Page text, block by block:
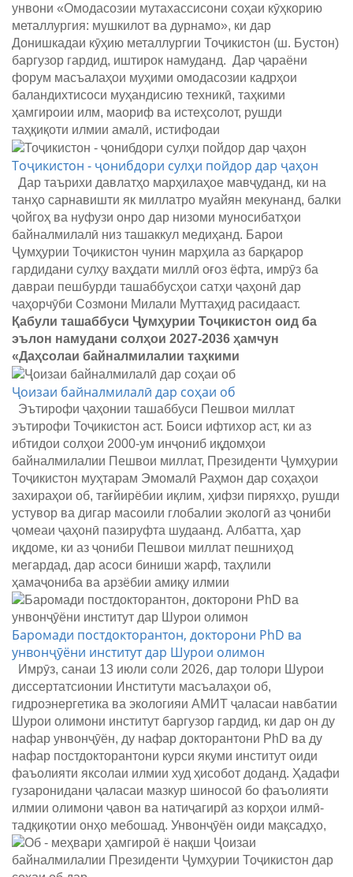
унвони «Омодасозии мутахассисони соҳаи кӯҳкорию
металлургия: мушкилот ва дурнамо», ки дар
Донишкадаи кӯҳию металлургии Тоҷикистон (ш. Бустон)
баргузор гардид, иштирок намуданд. Дар ҷараёни
форум масъалаҳои муҳими омодасозии кадрҳои
баландихтисоси муҳандисию техникӣ, таҳкими
ҳамгироии илм, маориф ва истеҳсолот, рушди
таҳқиқоти илмии амалӣ, истифодаи
Тоҷикистон - ҷонибдори сулҳи пойдор дар ҷаҳон
Дар таърихи давлатҳо марҳилаҳое мавҷуданд, ки на
танҳо сарнавишти як миллатро муайян мекунанд, балки
ҷойгоҳ ва нуфузи онро дар низоми муносибатҳои
байналмилалӣ низ ташаккул медиҳанд. Барои
Ҷумҳурии Тоҷикистон чунин марҳила аз барқарор
гардидани сулҳу ваҳдати миллӣ оғоз ёфта, имрӯз ба
давраи пешбурди ташаббусҳои сатҳи ҷаҳонӣ дар
чаҳорчӯби Созмони Милали Муттаҳид расидааст.
Қабули ташаббуси Ҷумҳурии Тоҷикистон оид ба
эълон намудани солҳои 2027-2036 ҳамчун
«Даҳсолаи байналмилалии таҳкими
Ҷоизаи байналмилалӣ дар соҳаи об
Эътирофи ҷаҳонии ташаббуси Пешвои миллат
эътирофи Тоҷикистон аст. Боиси ифтихор аст, ки аз
ибтидои солҳои 2000-ум инҷониб иқдомҳои
байналмилалии Пешвои миллат, Президенти Ҷумҳурии
Тоҷикистон муҳтарам Эмомалӣ Раҳмон дар соҳаҳои
захираҳои об, тағйирёбии иқлим, ҳифзи пиряхҳо, рушди
устувор ва дигар масоили глобалии экологӣ аз ҷониби
ҷомеаи ҷаҳонӣ пазируфта шудаанд. Албатта, ҳар
иқдоме, ки аз ҷониби Пешвои миллат пешниҳод
мегардад, дар асоси биниши жарф, таҳлили
ҳамаҷониба ва арзёбии амиқу илмии
Баромади постдокторантон, докторони PhD ва
унвонҷӯёни институт дар Шурои олимон
Имрӯз, санаи 13 июли соли 2026, дар толори Шурои
диссертатсионии Институти масъалаҳои об,
гидроэнергетика ва экологияи АМИТ ҷаласаи навбатии
Шурои олимони институт баргузор гардид, ки дар он ду
нафар унвонҷӯён, ду нафар докторантони PhD ва ду
нафар постдокторантони курси якуми институт оиди
фаъолияти яксолаи илмии худ ҳисобот доданд. Ҳадафи
гузаронидани ҷаласаи мазкур шиносоӣ бо фаъолияти
илмии олимони ҷавон ва натиҷагирӣ аз корҳои илмӣ-
тадқиқотии онҳо мебошад. Унвонҷӯён оиди мақсадҳо,